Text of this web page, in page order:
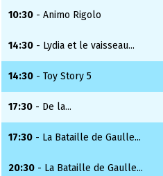
10:30 - Animo Rigolo
14:30 - Lydia et le vaisseau...
14:30 - Toy Story 5
17:30 - De la...
17:30 - La Bataille de Gaulle...
20:30 - La Bataille de Gaulle...